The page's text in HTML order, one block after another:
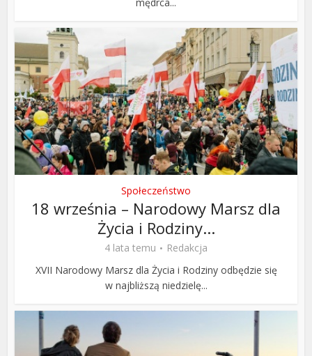
Społeczeństwo
18 września – Narodowy Marsz dla
Życia i Rodziny...
4 lata temu
Redakcja
XVII Narodowy Marsz dla Życia i Rodziny odbędzie się
w najbliższą niedzielę...